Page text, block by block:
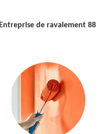
Entreprise de ravalement 88